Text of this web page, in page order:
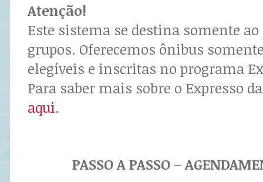
Atenção!
Este sistema se destina somente
grupos. Oferecemos ônibus
elegíveis e inscritas no programa
Para saber mais sobre o Expresso
aqui.
PASSO A PASSO –